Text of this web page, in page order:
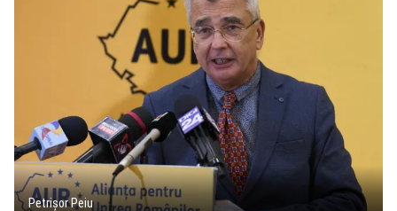
Petrișor Peiu